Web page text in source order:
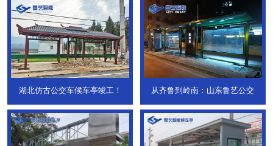
湖北仿古公交车候车亭竣工！ 从齐鲁到岭南：山东鲁艺公交